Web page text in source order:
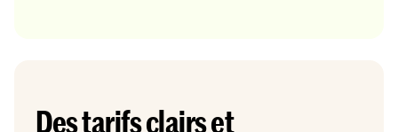
Des tarifs clairs et